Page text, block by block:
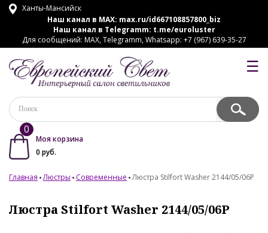
Ханты-Мансийск
Наш канал в MAX: max.ru/id667108857800_biz
Наш канал в Telegramm: t.me/euroluster
Для сообщений: MAX, Telegramm, Whatsapp: +7 (967) 639-35-27
☰
0
Моя корзина
0 руб.
Главная Люстры Современные Люстра Stilfort Washer 2144/05/06P
Люстра Stilfort Washer 2144/05/06P